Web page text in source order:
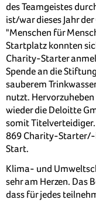
des Teamgeistes
ist/war dieses Jahr
"Menschen für
Startplatz konnten
Charity-Starter
Spende an die
sauberem
nutzt.
wieder die Deloitte
somit
869 Charity-Starter/-
Start.
Klima- und
sehr am Herzen. Das
dass für jedes